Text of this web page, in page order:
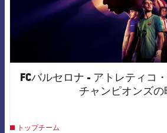
FCバルセロナ - アトレティコ
チャンピオンズの
トップチーム